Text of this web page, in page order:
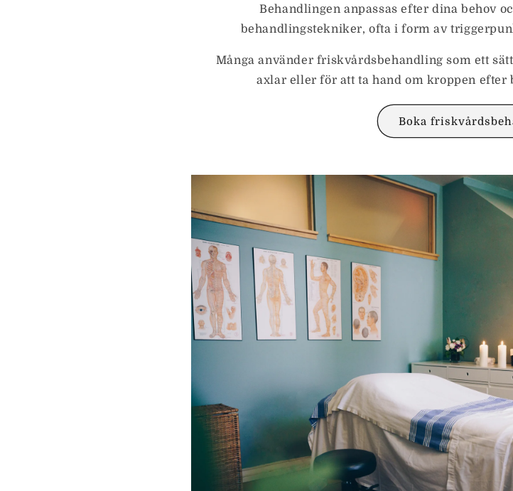
Behandlingen anpassas efter dina behov
behandlingstekniker, ofta i form av
Många använder friskvårdsbehandling som ett
axlar eller för att ta hand om kroppen efter
Boka